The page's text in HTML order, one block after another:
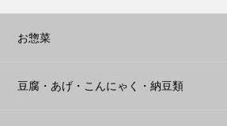
お惣菜
豆腐・あげ・こんにゃく・納豆類